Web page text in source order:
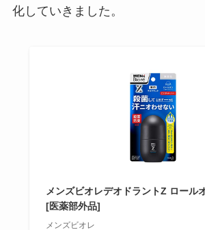
化していきました。
メンズビオレデオドラントZ ロール
[医薬部外品]
メンズビオレ